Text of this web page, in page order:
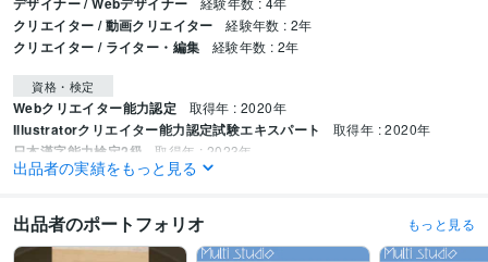
クリエイター / 動画クリエイター 経験年数 : 2年
クリエイター / ライター・編集 経験年数 : 2年
資格・検定
Webクリエイター能力認定 取得年 : 2020年
Illustratorクリエイター能力認定試験エキスパート 取得年 : 2020年
日本漢字能力検定2級 取得年 : 2023年
CSS:6年
ビジネス・クリエイティブツール
出品者の実績をもっと見る
出品者のポートフォリオ もっと見る